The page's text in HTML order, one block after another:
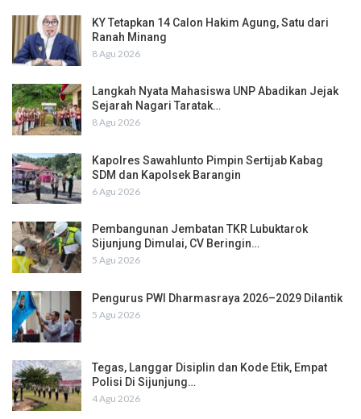
KY Tetapkan 14 Calon Hakim Agung, Satu dari
Ranah Minang
8 Agu 2026
Langkah Nyata Mahasiswa UNP Abadikan Jejak
Sejarah Nagari Taratak…
8 Agu 2026
Kapolres Sawahlunto Pimpin Sertijab Kabag
SDM dan Kapolsek Barangin
6 Agu 2026
Pembangunan Jembatan TKR Lubuktarok
Sijunjung Dimulai, CV Beringin…
5 Agu 2026
Pengurus PWI Dharmasraya 2026–2029 Dilantik
5 Agu 2026
Tegas, Langgar Disiplin dan Kode Etik, Empat
Polisi Di Sijunjung…
4 Agu 2026